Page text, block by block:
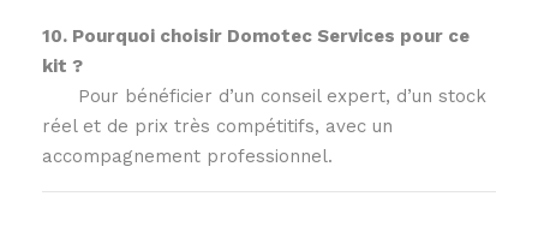
10. Pourquoi choisir Domotec Services pour ce
kit ?
Pour bénéficier d’un conseil expert, d’un stock
réel et de prix très compétitifs, avec un
accompagnement professionnel.